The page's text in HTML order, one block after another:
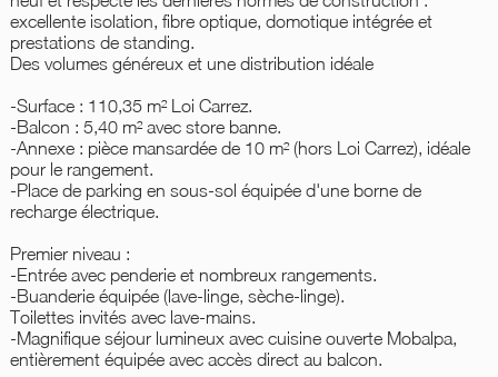
excellente isolation, fibre optique, domotique intégrée et
prestations de standing.
Des volumes généreux et une distribution idéale
-Surface : 110,35 m² Loi Carrez.
-Balcon : 5,40 m² avec store banne.
-Annexe : pièce mansardée de 10 m² (hors Loi Carrez), idéale
pour le rangement.
-Place de parking en sous-sol équipée d'une borne de
recharge électrique.
Premier niveau :
-Entrée avec penderie et nombreux rangements.
-Buanderie équipée (lave-linge, sèche-linge).
Toilettes invités avec lave-mains.
-Magnifique séjour lumineux avec cuisine ouverte Mobalpa,
entièrement équipée avec accès direct au balcon.